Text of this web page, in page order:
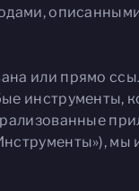
или прямо
инструменты,
мы